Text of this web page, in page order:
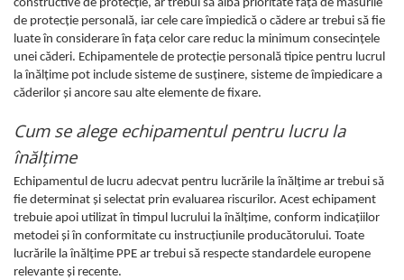
Pantaloni
Pantaloni scurţi
Protecţie la pericole
Salopetă cu pieptar
Veste
îmbrăcăminte unică folosinţă
Industria Alimentară
Accesorii industria alimentară
Combinezon
Jachete
constructive de protecţie, ar trebui să aibă prioritate faţă de măsurile
de protecţie personală, iar cele care împiedică o cădere ar trebui să fie
luate în considerare în faţa celor care reduc la minimum consecinţele
unei căderi. Echipamentele de protecţie personală tipice pentru lucrul
la înălţime pot include sisteme de susţinere, sisteme de împiedicare a
căderilor şi ancore sau alte elemente de fixare.
Cum se alege echipamentul pentru lucru la
înălţime
Echipamentul de lucru adecvat pentru lucrările la înălţime ar trebui să
fie determinat şi selectat prin evaluarea riscurilor. Acest echipament
trebuie apoi utilizat în timpul lucrului la înălţime, conform indicaţiilor
metodei şi în conformitate cu instrucţiunile producătorului. Toate
lucrările la înălţime PPE ar trebui să respecte standardele europene
relevante şi recente.